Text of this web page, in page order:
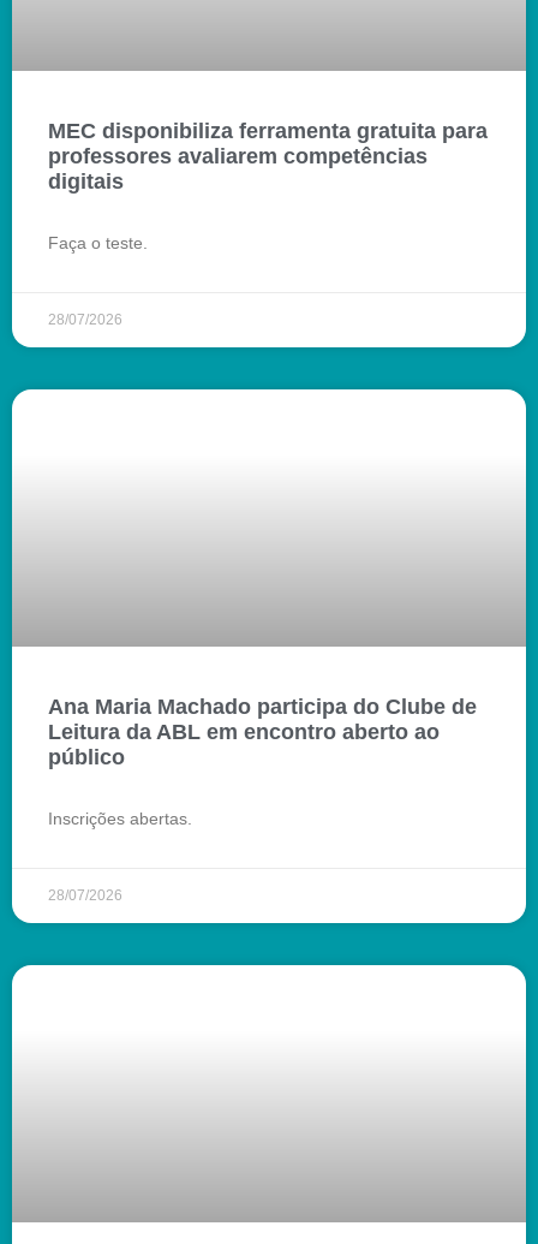
MEC disponibiliza ferramenta gratuita para
professores avaliarem competências
digitais
Faça o teste.
28/07/2026
Ana Maria Machado participa do Clube de
Leitura da ABL em encontro aberto ao
público
Inscrições abertas.
28/07/2026